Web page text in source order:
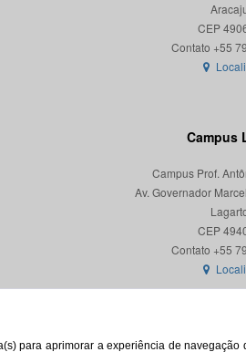
para aprimorar a experiência de
CEP
Campus
Campus Prof.
Av. Governador
CEP